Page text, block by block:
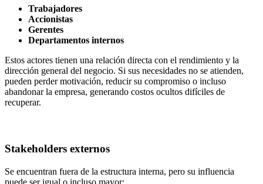
Trabajadores
Accionistas
Gerentes
Departamentos internos
Estos actores tienen una relación directa con el rendimiento y la
dirección general del negocio. Si sus necesidades no se atienden,
pueden perder motivación, reducir su compromiso o incluso
abandonar la empresa, generando costos ocultos difíciles de
recuperar.
Stakeholders externos
Se encuentran fuera de la estructura interna, pero su influencia
puede ser igual o incluso mayor: